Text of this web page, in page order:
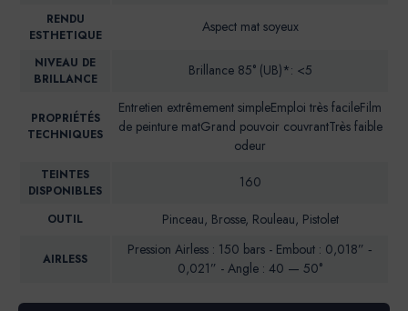
RENDU
ESTHETIQUE
Aspect mat soyeux
NIVEAU DE
BRILLANCE
Brillance 85° (UB)*: <5
PROPRIÉTÉS
TECHNIQUES
Entretien extrêmement simpleEmploi très facileFilm
de peinture matGrand pouvoir couvrantTrès faible
odeur
TEINTES
DISPONIBLES
160
OUTIL Pinceau, Brosse, Rouleau, Pistolet
AIRLESS
Pression Airless : 150 bars - Embout : 0,018” ‐
0,021” - Angle : 40 — 50°